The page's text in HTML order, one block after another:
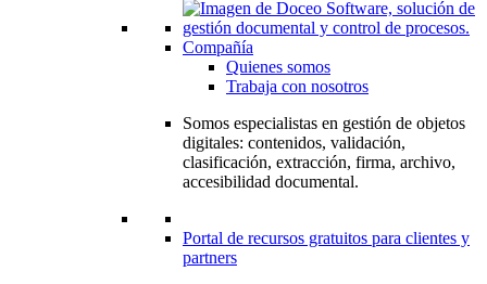
Compañía
Quienes somos
Trabaja con nosotros
Somos especialistas en gestión de objetos
digitales: contenidos, validación,
clasificación, extracción, firma, archivo,
accesibilidad documental.
Portal de recursos gratuitos para clientes y
partners